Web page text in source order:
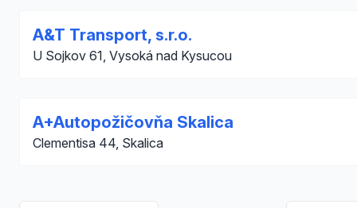
A&T Transport, s.r.o.
U Sojkov 61, Vysoká nad Kysucou
A+Autopožičovňa Skalica
Clementisa 44, Skalica